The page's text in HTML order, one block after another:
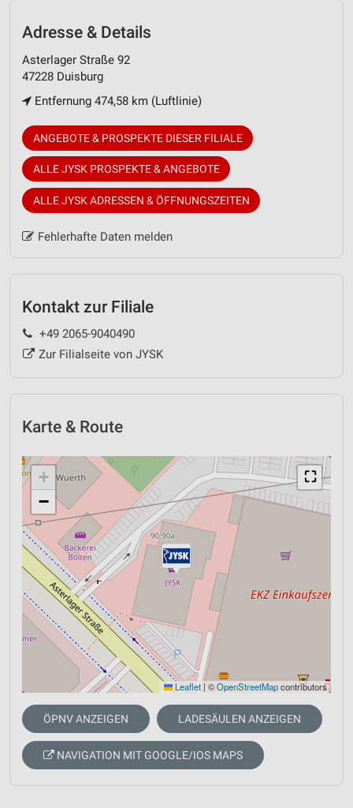
Adresse & Details
Asterlager Straße 92
47228 Duisburg
Entfernung 474,58 km (Luftlinie)
ANGEBOTE & PROSPEKTE DIESER FILIALE
ALLE JYSK PROSPEKTE & ANGEBOTE
ALLE JYSK ADRESSEN & ÖFFNUNGSZEITEN
Fehlerhafte Daten melden
Kontakt zur Filiale
+49 2065-9040490
Zur Filialseite von JYSK
Karte & Route
⛶
+
−
Leaflet | ©OpenStreetMapcontributors
ÖPNV ANZEIGEN LADESÄULEN ANZEIGEN
NAVIGATION MIT GOOGLE/IOS MAPS